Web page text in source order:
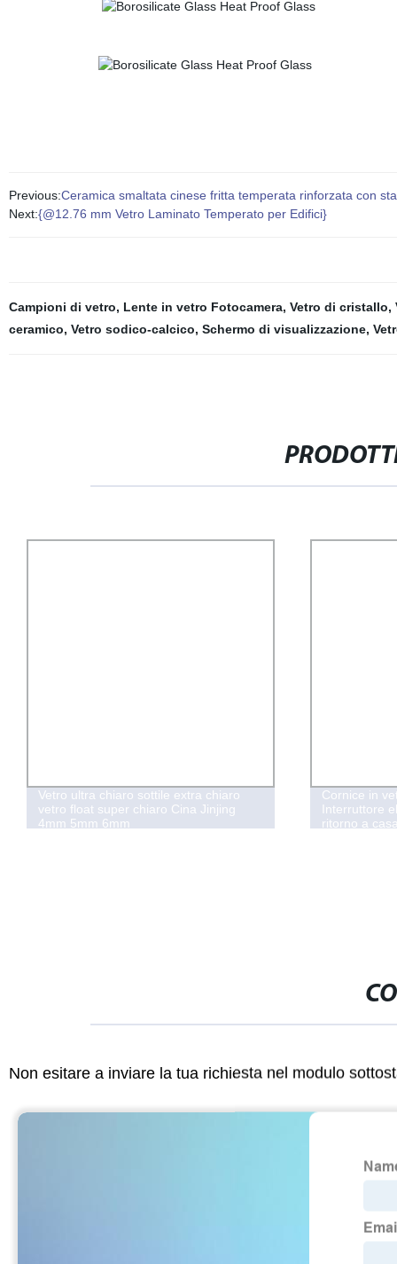
Previous:Ceramica smaltata cinese fritta temperata rinforzata con
Next:{@12.76 mm Vetro Laminato Temperato per Edifici}
Campioni di vetro, Lente in vetro Fotocamera, Vetro di cristallo,
ceramico, Vetro sodico-calcico, Schermo di visualizzazione,
Vetro ultra chiaro sottile extra chiaro
vetro float super chiaro Cina Jinjing
4mm 5mm 6mm
Cornice in
Interruttore
ritorno a
Non esitare a inviare la tua richiesta nel modulo